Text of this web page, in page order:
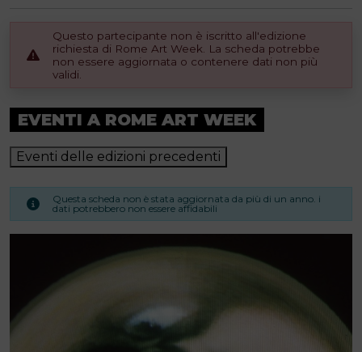
Questo partecipante non è iscritto all'edizione
richiesta di Rome Art Week. La scheda potrebbe
non essere aggiornata o contenere dati non più
validi.
EVENTI A ROME ART WEEK
Eventi delle edizioni precedenti
Questa scheda non è stata aggiornata da più di un anno. i
dati potrebbero non essere affidabili